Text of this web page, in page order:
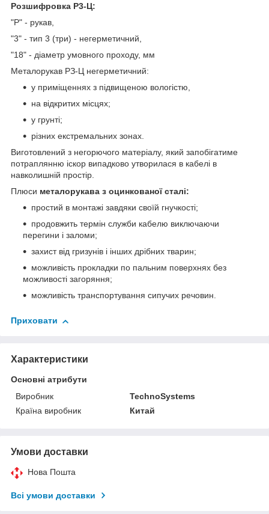
Розшифровка Р3-Ц:
"Р" - рукав,
"3" - тип 3 (три) - негерметичний,
"18" - діаметр умовного проходу, мм
Металорукав РЗ-Ц негерметичний:
у приміщеннях з підвищеною вологістю,
на відкритих місцях;
у грунті;
різних екстремальних зонах.
Виготовлений з негорючого матеріалу, який запобігатиме
потраплянню іскор випадково утворилася в кабелі в
навколишній простір.
Плюси металорукава з оцинкованої сталі:
простий в монтажі завдяки своїй гнучкості;
продовжить термін служби кабелю виключаючи
перегини і заломи;
захист від гризунів і інших дрібних тварин;
можливість прокладки по пальним поверхнях без
можливості загоряння;
можливість транспортування сипучих речовин.
Приховати
Характеристики
Основні атрибути
Виробник
TechnoSystems
Країна виробник
Китай
Умови доставки
Нова Пошта
Всі умови доставки